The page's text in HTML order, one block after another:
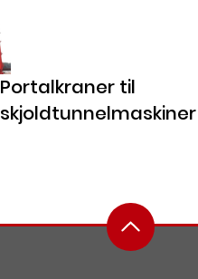
Portalkraner til
skjoldtunnelmaskiner